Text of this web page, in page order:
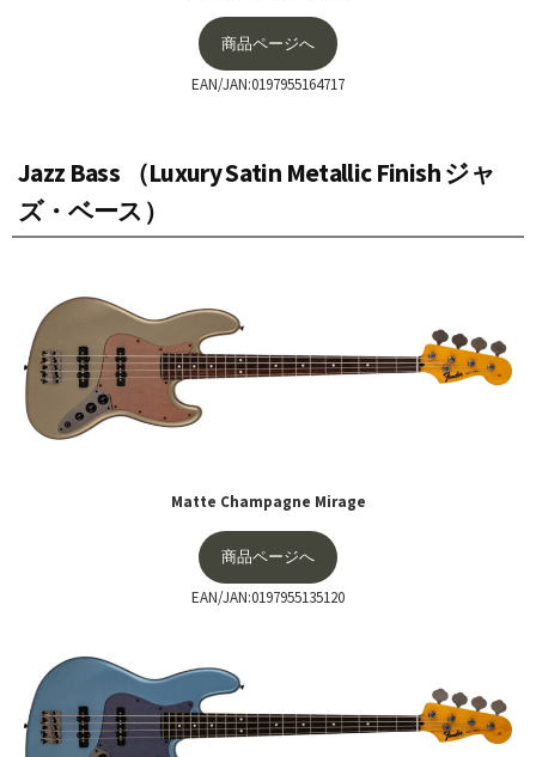
商品ページへ
EAN/JAN:0197955164717
Jazz Bass （Luxury Satin Metallic Finish ジャ
ズ・ベース）
Matte Champagne Mirage
商品ページへ
EAN/JAN:0197955135120